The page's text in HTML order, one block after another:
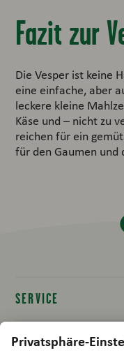
Fazit zur
Die Vesper ist keine
eine einfache, aber
leckere kleine
Käse und – nicht zu
reichen für ein
für den Gaumen und
SERVICE
Kontakt
RECHTLICHES